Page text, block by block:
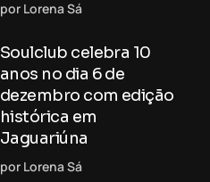
por Lorena Sá
Soulclub celebra 10
anos no dia 6 de
dezembro com edição
histórica em
Jaguariúna
por Lorena Sá